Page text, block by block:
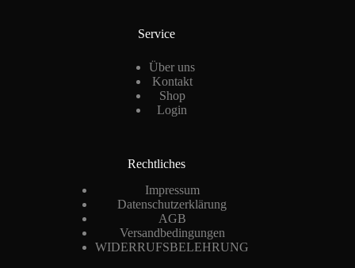
Service
Über uns
Kontakt
Shop
Login
Rechtliches
Impressum
Datenschutzerklärung
AGB
Versandbedingungen
WIDERRUFSBELEHRUNG